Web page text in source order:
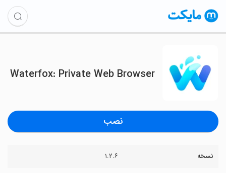
Waterfox: Private Web Browser
نصب
نسخه ۱.۲.۶